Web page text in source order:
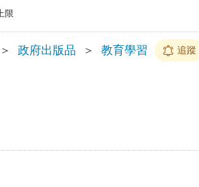
限
＞ 政府出版品 ＞ 教育學習 追蹤